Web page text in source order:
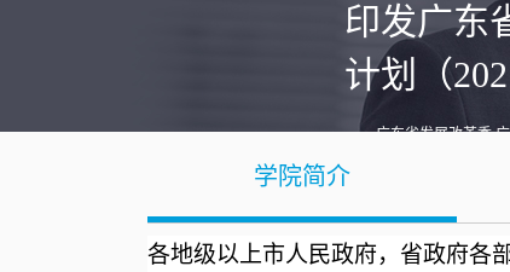
印发广东
计划（
广东省发展改革委
学院简介
各地级以上市人民政府，省政府各